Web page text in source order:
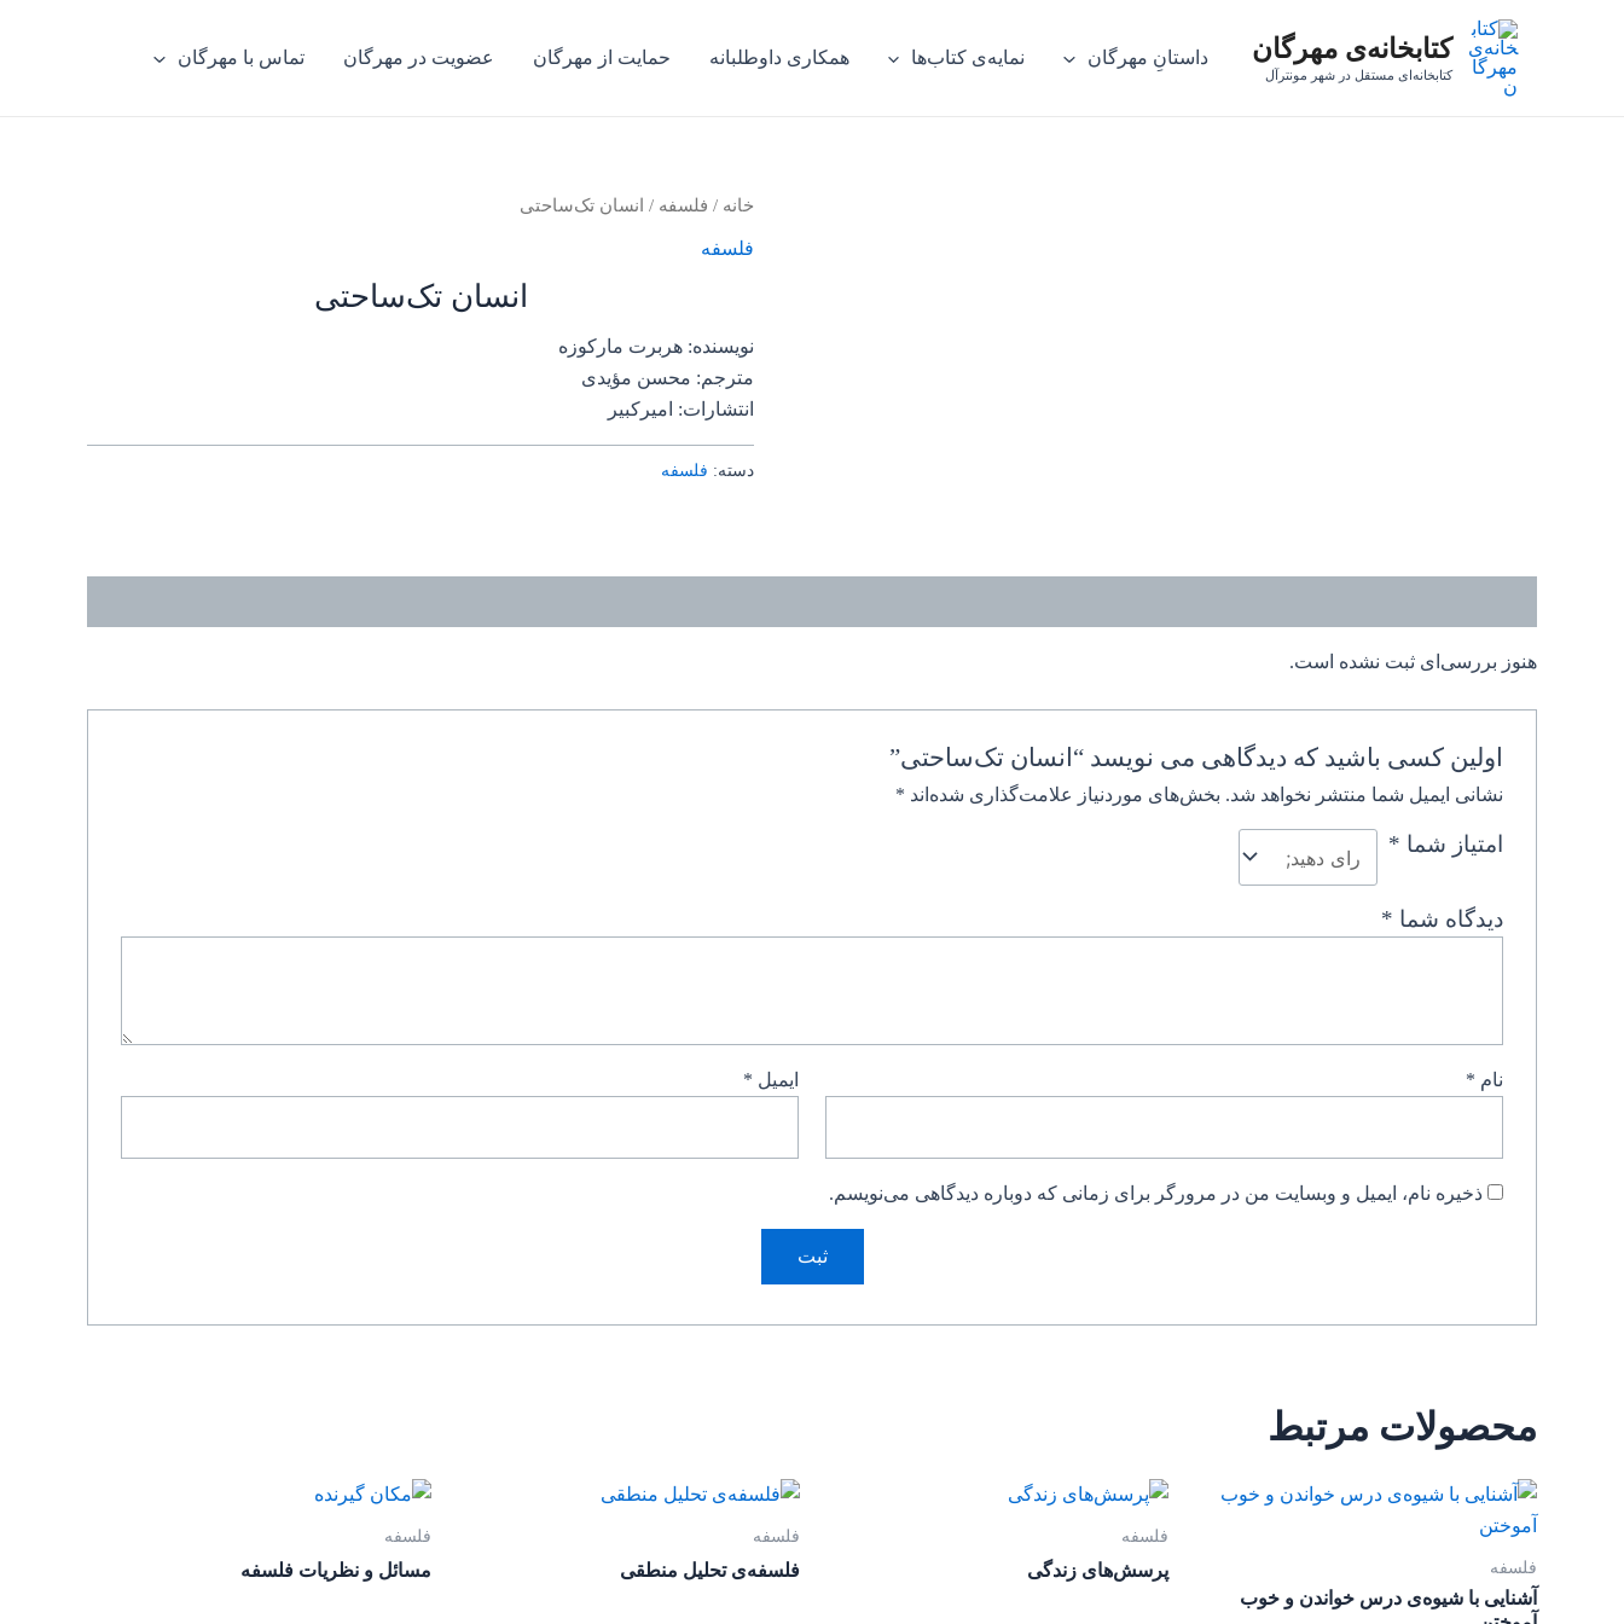
کتابخانه‌ی مهرگان
کتابخانه‌ای مستقل در شهر مونترآل
داستانِ مهرگان نمایه‌ی کتاب‌ها همکاری داوطلبانه حمایت از مهرگان عضویت در مهرگان تماس با مهرگان
خانه / فلسفه / انسان تک‌ساحتی
فلسفه
انسان تک‌ساحتی
نویسنده: هربرت مارکوزه
مترجم: محسن مؤیدی
انتشارات: امیرکبیر
دسته: فلسفه
هنوز بررسی‌ای ثبت نشده است.
اولین کسی باشید که دیدگاهی می نویسد “انسان تک‌ساحتی”
نشانی ایمیل شما منتشر نخواهد شد. بخش‌های موردنیاز علامت‌گذاری شده‌اند *
امتیاز شما *
دیدگاه شما *
نام * ایمیل *
ذخیره نام، ایمیل و وبسایت من در مرورگر برای زمانی که دوباره دیدگاهی می‌نویسم.
محصولات مرتبط
فلسفه
آشنایی با شیوه‌ی درس خواندن و خوب
فلسفه
پرسش‌های زندگی
فلسفه
فلسفه‌ی تحلیل منطقی
فلسفه
مسائل و نظریات فلسفه